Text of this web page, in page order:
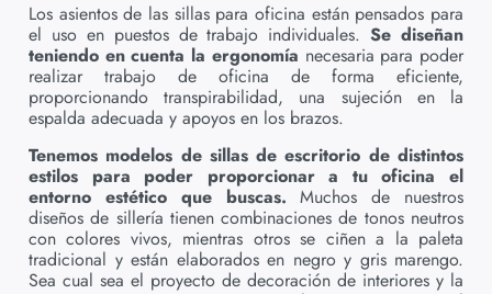
Los asientos de las sillas para oficina están pensados para
el uso en puestos de trabajo individuales. Se diseñan
teniendo en cuenta la ergonomía necesaria para poder
realizar trabajo de oficina de forma eficiente,
proporcionando transpirabilidad, una sujeción en la
espalda adecuada y apoyos en los brazos.
Tenemos modelos de sillas de escritorio de distintos
estilos para poder proporcionar a tu oficina el
entorno estético que buscas. Muchos de nuestros
diseños de sillería tienen combinaciones de tonos neutros
con colores vivos, mientras otros se ciñen a la paleta
tradicional y están elaborados en negro y gris marengo.
Sea cual sea el proyecto de decoración de interiores y la